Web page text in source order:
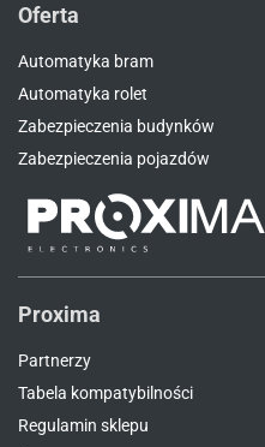
Oferta
Automatyka bram
Automatyka rolet
Zabezpieczenia budynków
Zabezpieczenia pojazdów
Proxima
Partnerzy
Tabela kompatybilności
Regulamin sklepu